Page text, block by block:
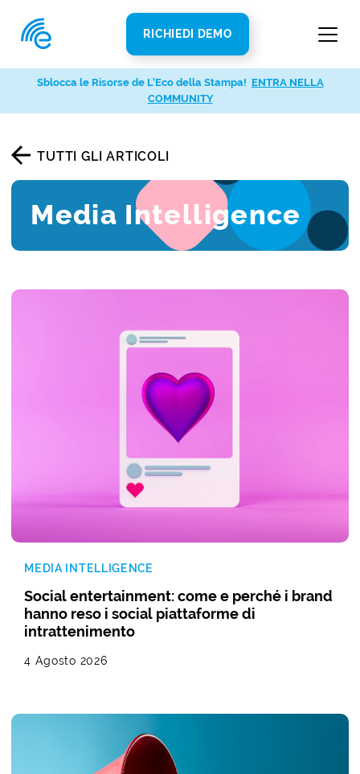
RICHIEDI DEMO
TUTTI GLI ARTICOLI
Media Intelligence
MEDIA INTELLIGENCE
Social entertainment: come e perché i brand
hanno reso i social piattaforme di
intrattenimento
4 Agosto 2026
Sblocca le Risorse de L’Eco della Stampa! ENTRA NELLA
COMMUNITY